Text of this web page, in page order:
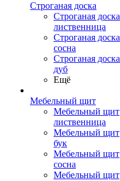
Строганая доска
Строганая доска
лиственница
Строганая доска
сосна
Строганая доска
дуб
Ещё
Мебельный щит
Мебельный щит
лиственница
Мебельный щит
бук
Мебельный щит
сосна
Мебельный щит